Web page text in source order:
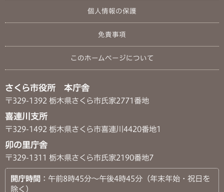
個人情報の保護
免責事項
このホームページについて
さくら市役所 本庁舎
〒329-1392 栃木県さくら市氏家2771番地
喜連川支所
〒329-1492 栃木県さくら市喜連川4420番地1
卯の里庁舎
〒329-1311 栃木県さくら市氏家2190番地7
開庁時間 ：午前8時45分～午後4時45分（年末年始・祝日を
除く）